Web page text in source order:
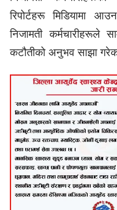
रिपोर्टहरू मिडियामा
निजामती कर्मचारीहरूले
कटौतीको अनुभव साझा